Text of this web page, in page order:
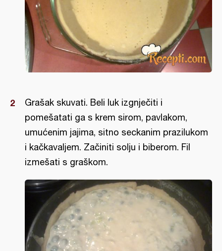
Grašak skuvati. Beli luk izgnječiti i
pomešatati ga s krem sirom, pavlakom,
umućenim jajima, sitno seckanim prazilukom
i kačkavaljem. Začiniti solju i biberom. Fil
izmešati s graškom.